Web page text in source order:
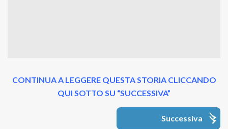
CONTINUA A LEGGERE QUESTA STORIA CLICCANDO
QUI SOTTO SU “SUCCESSIVA”
Successiva